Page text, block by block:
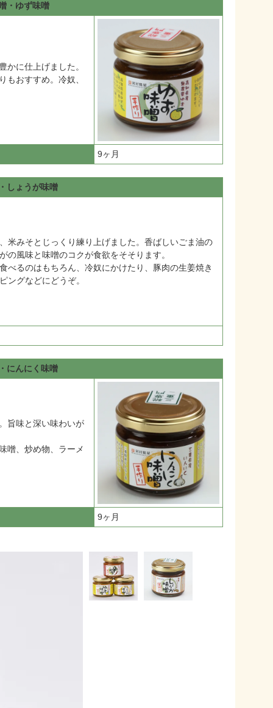
・ゆず味噌
かに仕上げました。
もおすすめ。冷奴、
9ヶ月
しょうが味噌
米みそとじっくり練り上げました。香ばしいごま油の
の風味と味噌のコクが食欲をそそります。
べるのはもちろん、冷奴にかけたり、豚肉の生姜焼き
ングなどにどうぞ。
にんにく味噌
旨味と深い味わいが
噌、炒め物、ラーメ
9ヶ月